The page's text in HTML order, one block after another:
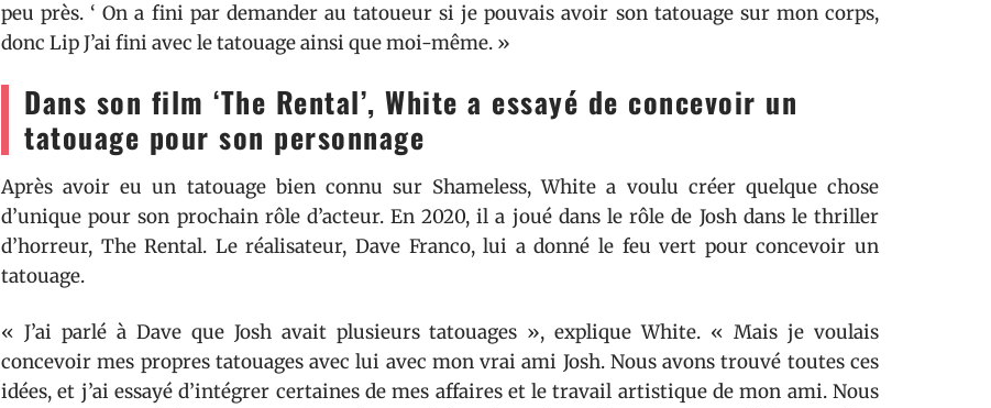
peu près. ‘ On a fini par demander au tatoueur si je pouvais avoir son tatouage sur mon corps,
donc Lip J’ai fini avec le tatouage ainsi que moi-même. »
Dans son film ‘The Rental’, White a essayé de concevoir un
tatouage pour son personnage
Après avoir eu un tatouage bien connu sur Shameless, White a voulu créer quelque chose
d’unique pour son prochain rôle d’acteur. En 2020, il a joué dans le rôle de Josh dans le thriller
d’horreur, The Rental. Le réalisateur, Dave Franco, lui a donné le feu vert pour concevoir un
tatouage.
« J’ai parlé à Dave que Josh avait plusieurs tatouages », explique White. « Mais je voulais
concevoir mes propres tatouages avec lui avec mon vrai ami Josh. Nous avons trouvé toutes ces
idées, et j’ai essayé d’intégrer certaines de mes affaires et le travail artistique de mon ami. Nous